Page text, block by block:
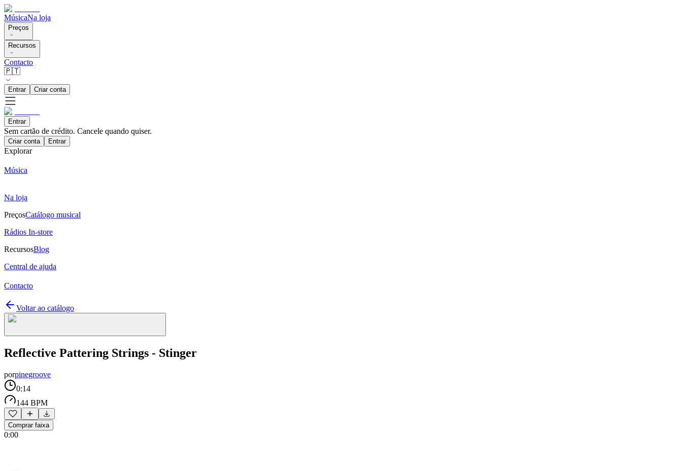
MúsicaNa loja
Preços
Recursos
Contacto
🇵🇹
Entrar Criar conta
Entrar
Sem cartão de crédito. Cancele quando quiser.
Criar conta Entrar
Explorar
Música
Na loja
PreçosCatálogo musical
Rádios In-store
RecursosBlog
Central de ajuda
Contacto
Voltar ao catálogo
Reflective Pattering Strings - Stinger
porpinegroove
0:14
144 BPM
Comprar faixa
0:00